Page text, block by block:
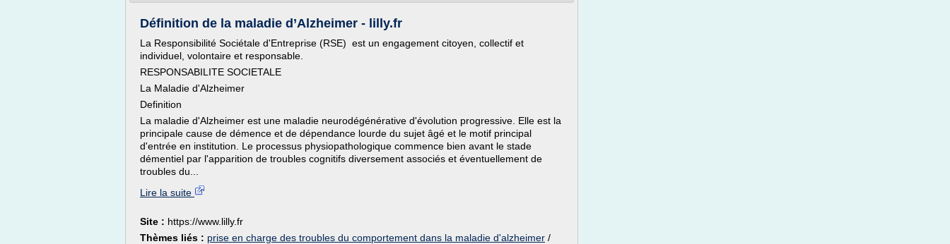
Définition de la maladie d’Alzheimer - lilly.fr
La Responsibilité Sociétale d'Entreprise (RSE) est un engagement citoyen, collectif et
individuel, volontaire et responsable.
RESPONSABILITE SOCIETALE
La Maladie d'Alzheimer
Definition
La maladie d'Alzheimer est une maladie neurodégénérative d'évolution progressive. Elle est la
principale cause de démence et de dépendance lourde du sujet âgé et le motif principal
d'entrée en institution. Le processus physiopathologique commence bien avant le stade
démentiel par l'apparition de troubles cognitifs diversement associés et éventuellement de
troubles du...
Lire la suite
Site : https://www.lilly.fr
Thèmes liés : prise en charge des troubles du comportement dans la maladie d'alzheimer /